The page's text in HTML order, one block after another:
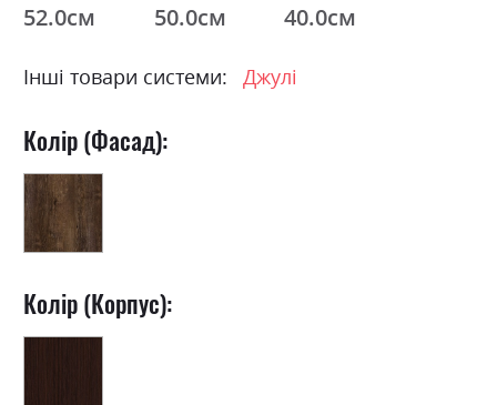
52.0см 50.0см 40.0см
Інші товари системи: Джулі
Колір (Фасад):
Колір (Корпус):